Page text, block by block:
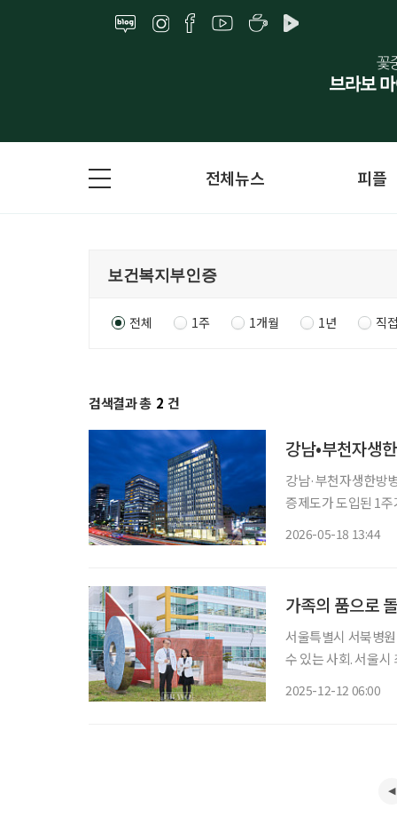
전체뉴스 피플
전체 1주 1개월 1년 직
검색결과 총 2 건
강남•부천자생
강남·부천자생한방
증제도가 도입된 1주
2026-05-18 13:44
가족의 품으로
서울특별시 서북병원 이창규 원장, 송
수 있는 사회. 서울시
2025-12-12 06:00